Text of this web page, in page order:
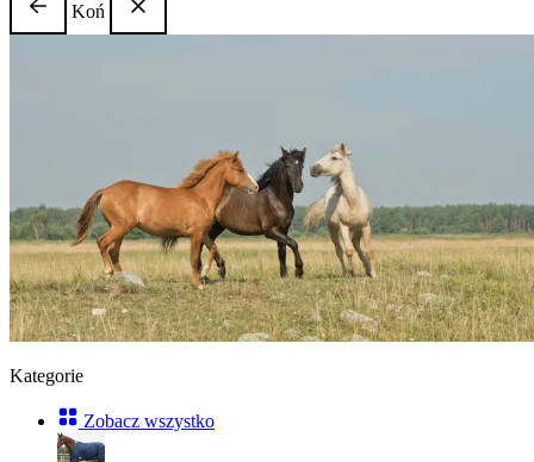
Koń
Kategorie
Zobacz wszystko